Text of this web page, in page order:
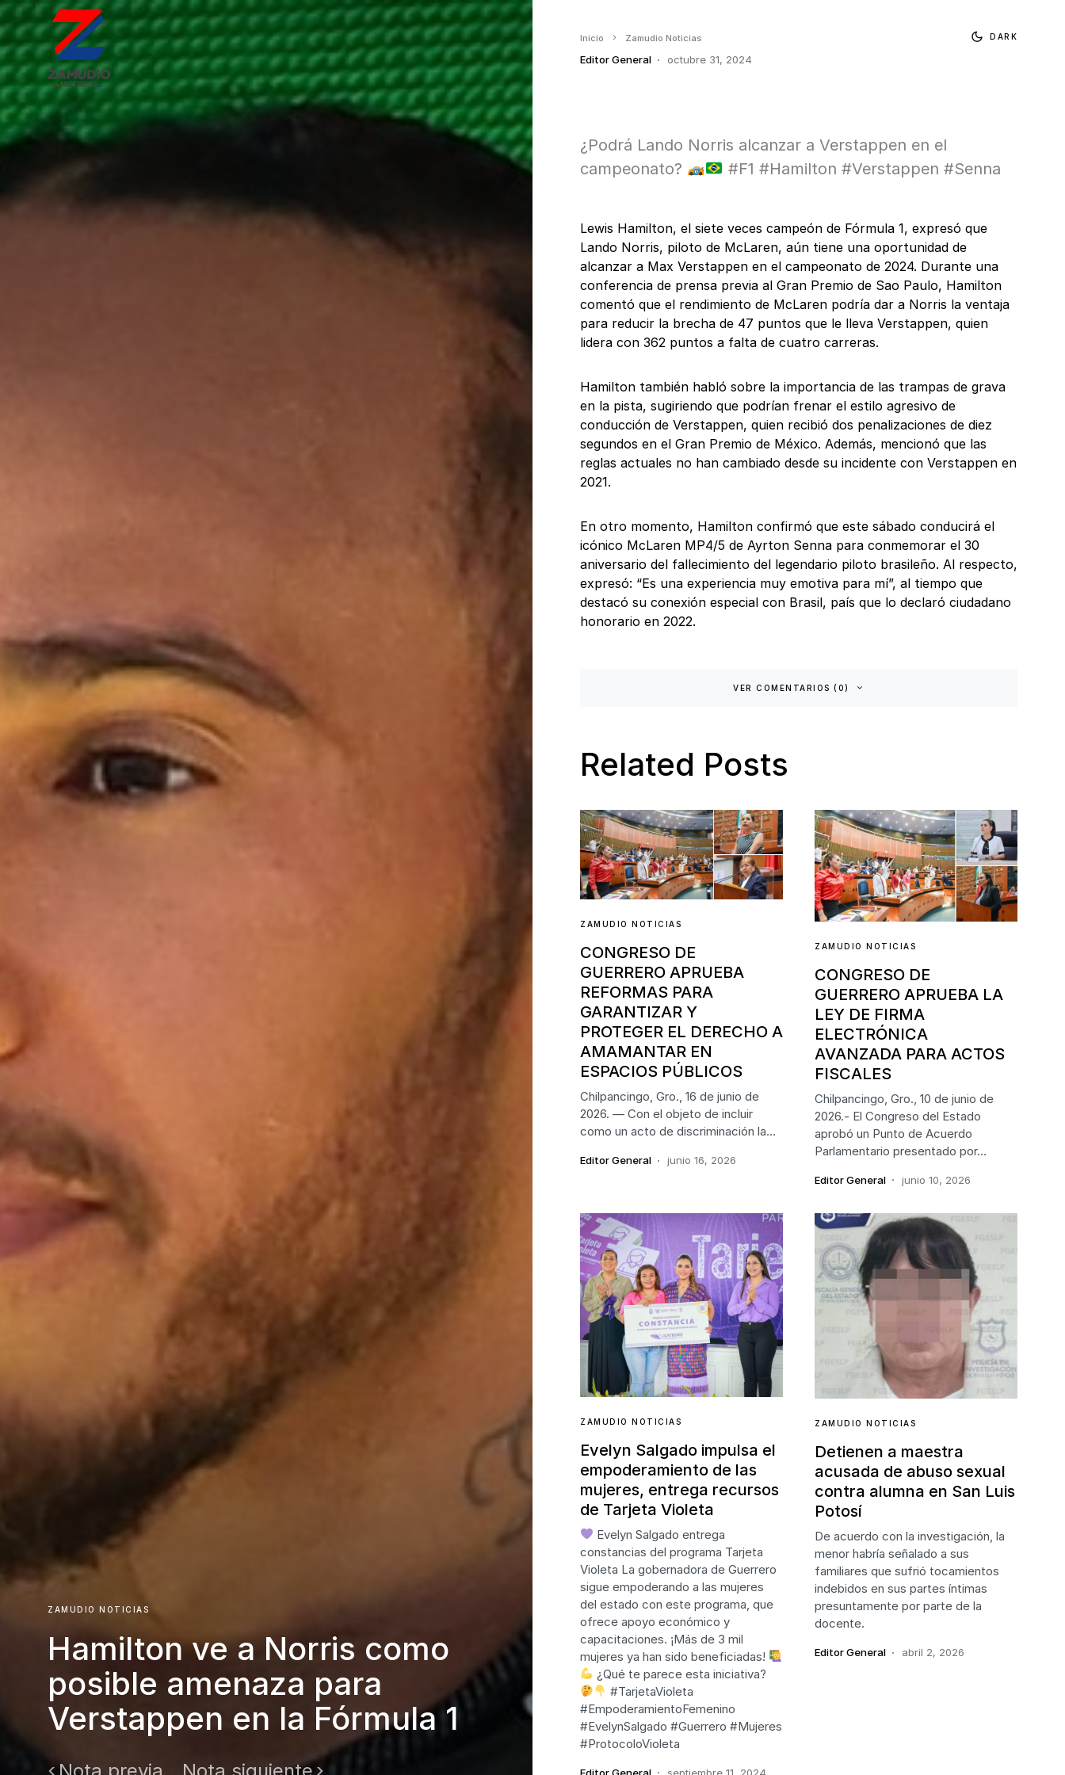
ZAMUDIO NOTICIAS
Hamilton ve a Norris como
posible amenaza para
Verstappen en la Fórmula 1
Inicio Zamudio Noticias
Editor General octubre 31, 2024
DARK
¿Podrá Lando Norris alcanzar a Verstappen en el
campeonato?
#F1 #Hamilton #Verstappen #Senna
Lewis Hamilton, el siete veces campeón de Fórmula 1, expresó que
Lando Norris, piloto de McLaren, aún tiene una oportunidad de
alcanzar a Max Verstappen en el campeonato de 2024. Durante una
conferencia de prensa previa al Gran Premio de Sao Paulo, Hamilton
comentó que el rendimiento de McLaren podría dar a Norris la ventaja
para reducir la brecha de 47 puntos que le lleva Verstappen, quien
lidera con 362 puntos a falta de cuatro carreras.
Hamilton también habló sobre la importancia de las trampas de grava
en la pista, sugiriendo que podrían frenar el estilo agresivo de
conducción de Verstappen, quien recibió dos penalizaciones de diez
segundos en el Gran Premio de México. Además, mencionó que las
reglas actuales no han cambiado desde su incidente con Verstappen en
2021.
En otro momento, Hamilton confirmó que este sábado conducirá el
icónico McLaren MP4/5 de Ayrton Senna para conmemorar el 30
aniversario del fallecimiento del legendario piloto brasileño. Al respecto,
expresó: “Es una experiencia muy emotiva para mí”, al tiempo que
destacó su conexión especial con Brasil, país que lo declaró ciudadano
honorario en 2022.
VER COMENTARIOS (0)
Related Posts
ZAMUDIO NOTICIAS
CONGRESO DE
GUERRERO APRUEBA
REFORMAS PARA
GARANTIZAR Y
PROTEGER EL DERECHO A
AMAMANTAR EN
ESPACIOS PÚBLICOS
Chilpancingo, Gro., 16 de junio de
2026. — Con el objeto de incluir
como un acto de discriminación la…
Editor General junio 16, 2026
ZAMUDIO NOTICIAS
CONGRESO DE
GUERRERO APRUEBA LA
LEY DE FIRMA
ELECTRÓNICA
AVANZADA PARA ACTOS
FISCALES
Chilpancingo, Gro., 10 de junio de
2026.- El Congreso del Estado
aprobó un Punto de Acuerdo
Parlamentario presentado por…
Editor General junio 10, 2026
ZAMUDIO NOTICIAS
Evelyn Salgado impulsa el
empoderamiento de las
mujeres, entrega recursos
de Tarjeta Violeta
Evelyn Salgado entrega
constancias del programa Tarjeta
Violeta La gobernadora de Guerrero
sigue empoderando a las mujeres
del estado con este programa, que
ofrece apoyo económico y
capacitaciones. ¡Más de 3 mil
mujeres ya han sido beneficiadas!
¿Qué te parece esta iniciativa?
#TarjetaVioleta
#EmpoderamientoFemenino
#EvelynSalgado #Guerrero #Mujeres
#ProtocoloVioleta
ZAMUDIO NOTICIAS
Detienen a maestra
acusada de abuso sexual
contra alumna en San Luis
Potosí
De acuerdo con la investigación, la
menor habría señalado a sus
familiares que sufrió tocamientos
indebidos en sus partes íntimas
presuntamente por parte de la
docente.
Editor General abril 2, 2026